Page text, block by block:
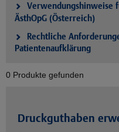
Verwendungshinweise
ÄsthOpG (Österreich)
Rechtliche
Patientenaufklärung
0 Produkte gefunden
Druckguthaben